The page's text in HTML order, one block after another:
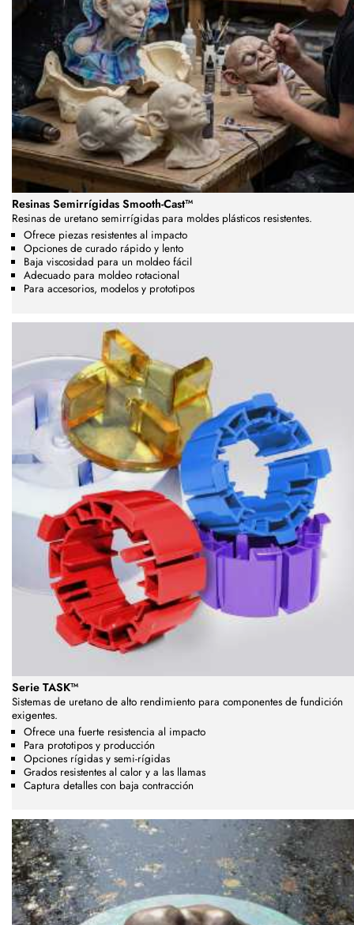
Resinas Semirrígidas Smooth-Cast™
Resinas de uretano semirrígidas para moldes plásticos resistentes.
Ofrece piezas resistentes al impacto
Opciones de curado rápido y lento
Baja viscosidad para un moldeo fácil
Adecuado para moldeo rotacional
Para accesorios, modelos y prototipos
Serie TASK™
Sistemas de uretano de alto rendimiento para componentes de fundición
exigentes.
Ofrece una fuerte resistencia al impacto
Para prototipos y producción
Opciones rígidas y semi-rígidas
Grados resistentes al calor y a las llamas
Captura detalles con baja contracción